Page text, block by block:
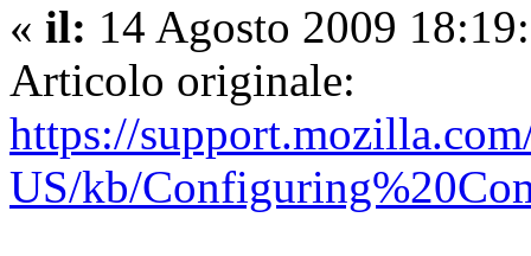
« il: 14 Agosto 2009
Articolo originale:
https://
US/kb/